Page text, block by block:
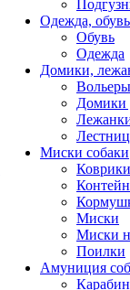
Одежда, обувь
Обувь
Одежда
Домики,
Домики
Миски собаки
Миски
Миски
Поилки
Амуниция